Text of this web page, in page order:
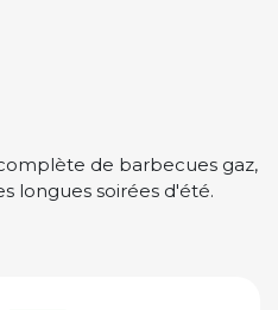
de barbecues gaz,
longues soirées d'été.